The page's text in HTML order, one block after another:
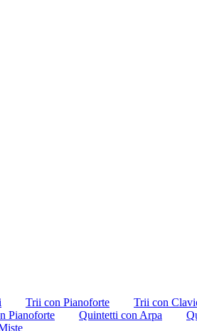
Trii con Pianoforte Trii con
Pianoforte Quintetti con Arpa